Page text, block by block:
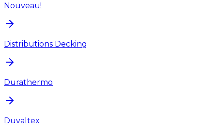
Nouveau!
Distributions Decking
Durathermo
Duvaltex